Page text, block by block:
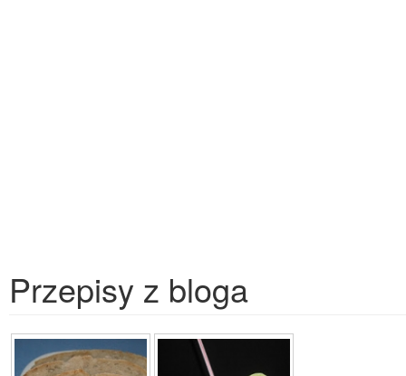
Przepisy z bloga